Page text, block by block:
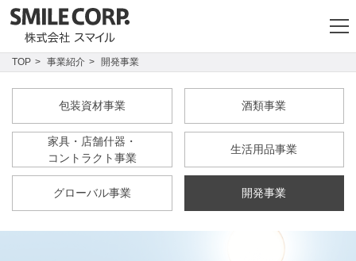
TOP 事業紹介 開発事業
包装資材事業 酒類事業
家具・店舗什器・
コントラクト事業
生活用品事業
グローバル事業 開発事業